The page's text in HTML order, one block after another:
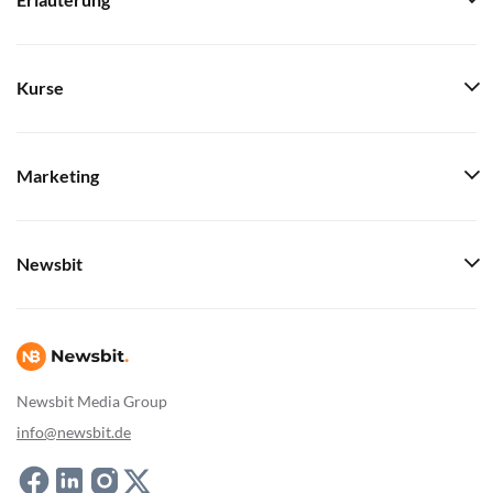
Newsbit Media Group
info@newsbit.de
Kurse
Marketing
Newsbit